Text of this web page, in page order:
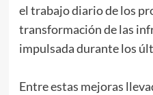
el trabajo diario de los
transformación de las
impulsada durante los
Entre estas mejoras